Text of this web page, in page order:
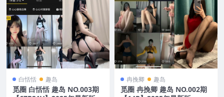
白恬恬 趣岛
觅圈 白恬恬 趣岛 NO.003期
冉挽卿 趣岛
觅圈 冉挽卿 趣岛 NO.002期